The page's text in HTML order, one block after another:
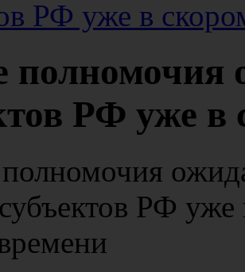
РФ уже в
полномочия
РФ уже в